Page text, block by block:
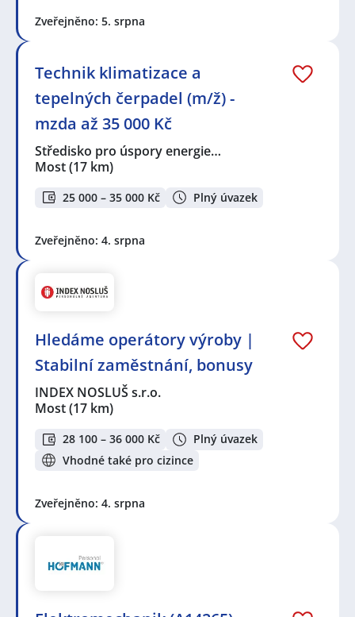
Zveřejněno: 5. srpna
Technik klimatizace a
tepelných čerpadel (m/ž) -
mzda až 35 000 Kč
Středisko pro úspory energie…
Most(17 km)
25 000 – 35 000 Kč Plný úvazek
Zveřejněno: 4. srpna
Hledáme operátory výroby |
Stabilní zaměstnání, bonusy
INDEX NOSLUŠ s.r.o.
Most(17 km)
28 100 – 36 000 Kč
Plný úvazek
Vhodné také pro cizince
Zveřejněno: 4. srpna